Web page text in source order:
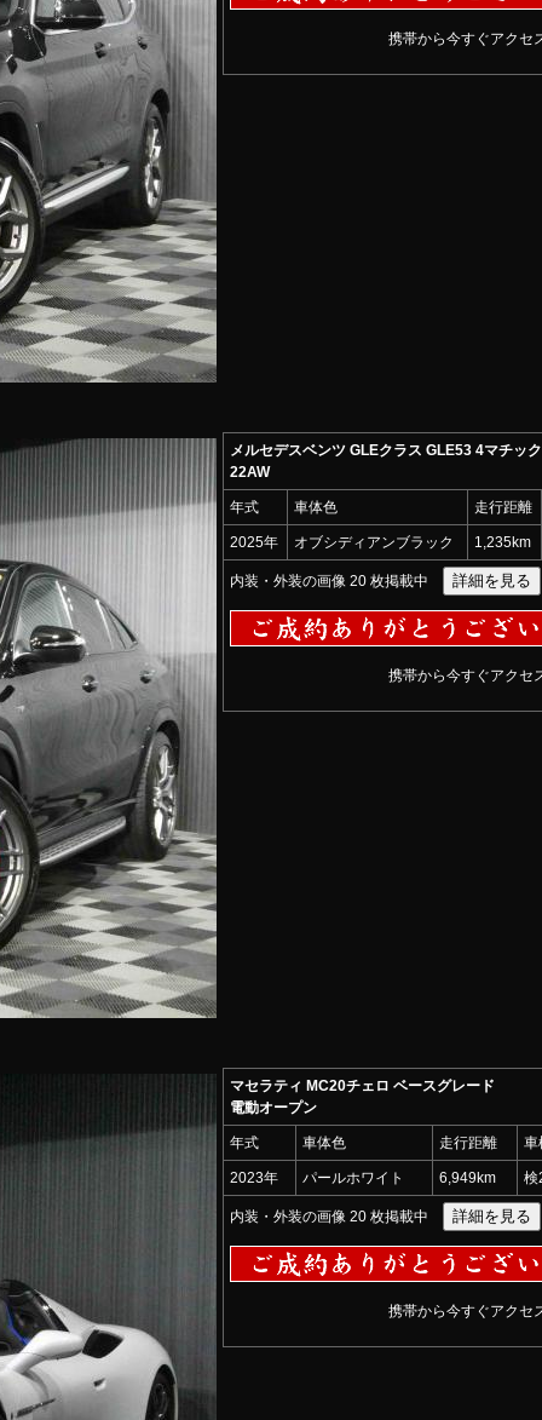
携帯から今すぐアクセ
メルセデスベンツ GLEクラス GLE53 4マチッ
22AW
年式 車体色 走行距離
2025年 オブシディアンブラック 1,235km
内装・外装の画像 20 枚掲載中
携帯から今すぐアクセ
マセラティ MC20チェロ ベースグレード
電動オープン
年式 車体色 走行距離 車
2023年 パールホワイト 6,949km 検
内装・外装の画像 20 枚掲載中
携帯から今すぐアクセ